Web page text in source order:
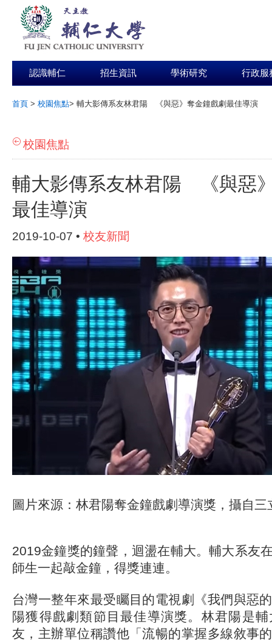
認識輔仁 招生資訊 學術研究 行政服
首頁 > 校園焦點> 輔大影傳系友林君陽 《與惡》奪金鐘戲劇最佳導演
校園焦點
輔大影傳系友林君陽 《與惡
最佳導演
2019-10-07 • 校友新聞
圖片來源：林君陽奪金鐘戲劇導演獎，攝自
2019金鐘獎的鐘聲，迴盪在輔大。輔大系友
師生一起敲金鐘，得獎連連。
台灣一整年來最受矚目的電視劇《我們與惡
陽獲得戲劇類節目最佳導演獎。林君陽是
友，主辦單位稱讚他「流暢的掌握多線敘事